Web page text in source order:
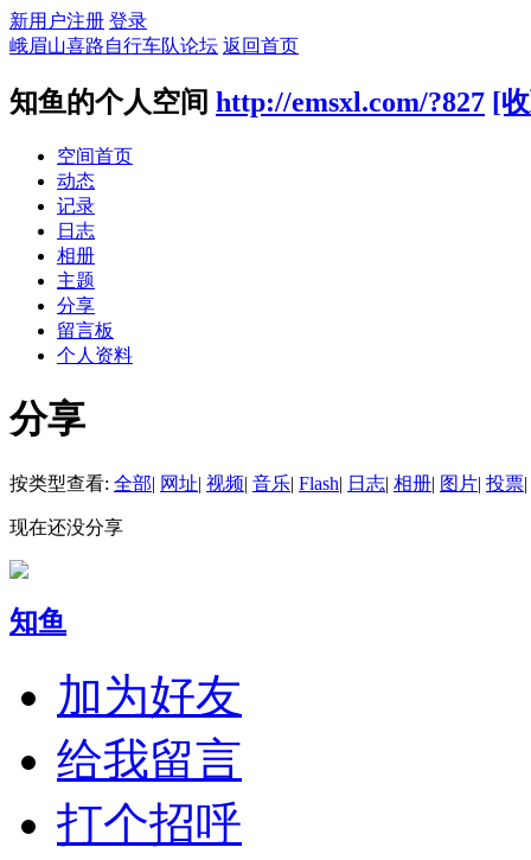
新用户注册 登录
峨眉山喜路自行车队论坛 返回首页
知鱼的个人空间 http://emsxl.com/?827 [
空间首页
动态
记录
日志
相册
主题
分享
留言板
个人资料
分享
按类型查看: 全部| 网址| 视频| 音乐| Flash| 日志| 相册| 图片| 投票|
现在还没分享
知鱼
加为好友
给我留言
打个招呼